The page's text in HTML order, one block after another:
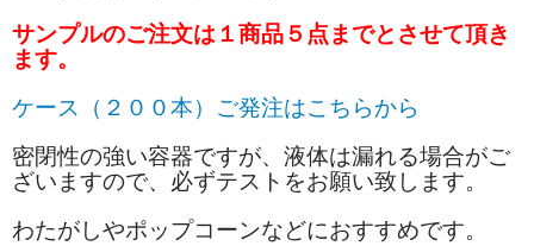
サンプルのご注文は１商品５点までとさせて頂き
ます。
ケース（２００本）ご発注はこちらから
密閉性の強い容器ですが、液体は漏れる場合がご
ざいますので、必ずテストをお願い致します。
わたがしやポップコーンなどにおすすめです。